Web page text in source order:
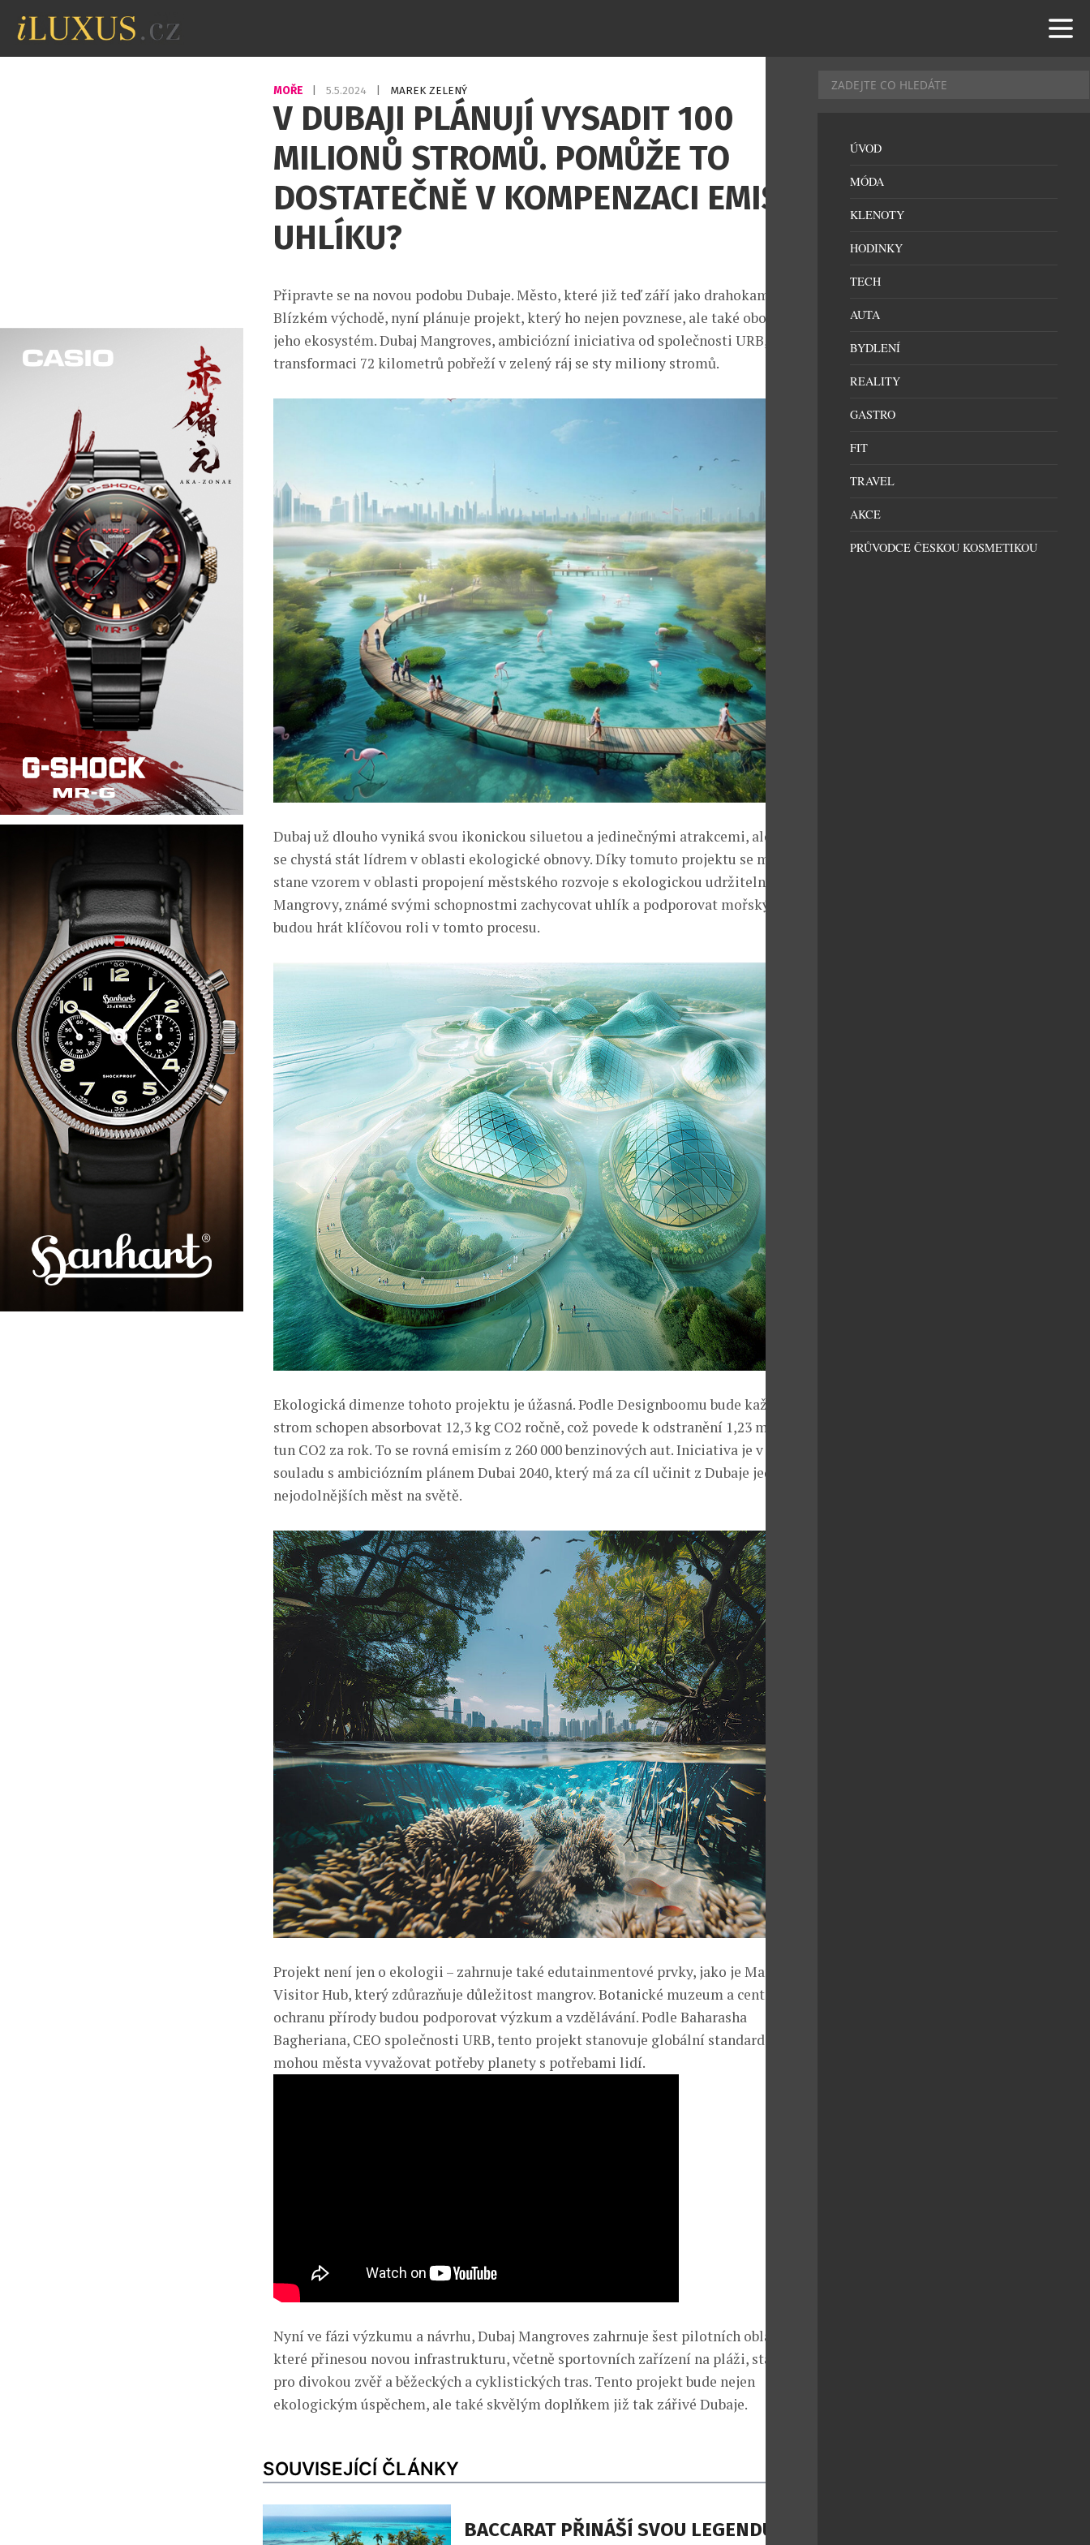
MOŘE 5.5.2024 MAREK ZELENÝ
V DUBAJI PLÁNUJÍ VYSADIT 100
MILIONŮ STROMŮ. POMŮŽE TO
DOSTATEČNĚ V KOMPENZACI EMISÍ
UHLÍKU?
Připravte se na novou podobu Dubaje. Město, které již teď září jako drahokam na
Blízkém východě, nyní plánuje projekt, který ho nejen povznese, ale také obohatí
jeho ekosystém. Dubaj Mangroves, ambiciózní iniciativa od společnosti URB, slibuje
transformaci 72 kilometrů pobřeží v zelený ráj se sty miliony stromů.
Dubaj už dlouho vyniká svou ikonickou siluetou a jedinečnými atrakcemi, ale nyní
se chystá stát lídrem v oblasti ekologické obnovy. Díky tomuto projektu se město
stane vzorem v oblasti propojení městského rozvoje s ekologickou udržitelností.
Mangrovy, známé svými schopnostmi zachycovat uhlík a podporovat mořský život,
budou hrát klíčovou roli v tomto procesu.
Ekologická dimenze tohoto projektu je úžasná. Podle Designboomu bude každý
strom schopen absorbovat 12,3 kg CO2 ročně, což povede k odstranění 1,23 milionu
tun CO2 za rok. To se rovná emisím z 260 000 benzinových aut. Iniciativa je v
souladu s ambiciózním plánem Dubai 2040, který má za cíl učinit z Dubaje jedno z
nejodolnějších měst na světě.
Projekt není jen o ekologii – zahrnuje také edutainmentové prvky, jako je Mangrove
Visitor Hub, který zdůrazňuje důležitost mangrov. Botanické muzeum a centrum pro
ochranu přírody budou podporovat výzkum a vzdělávání. Podle Baharasha
Bagheriana, CEO společnosti URB, tento projekt stanovuje globální standard, jak
mohou města vyvažovat potřeby planety s potřebami lidí.
Nyní ve fázi výzkumu a návrhu, Dubaj Mangroves zahrnuje šest pilotních oblastí,
které přinesou novou infrastrukturu, včetně sportovních zařízení na pláži, stanovišť
pro divokou zvěř a běžeckých a cyklistických tras. Tento projekt bude nejen
ekologickým úspěchem, ale také skvělým doplňkem již tak zářivé Dubaje.
SOUVISEJÍCÍ ČLÁNKY
BACCARAT PŘINÁŠÍ SVOU LEGENDU NA
ÚVOD
MÓDA
KLENOTY
HODINKY
TECH
AUTA
BYDLENÍ
REALITY
GASTRO
FIT
TRAVEL
AKCE
PRŮVODCE ČESKOU KOSMETIKOU